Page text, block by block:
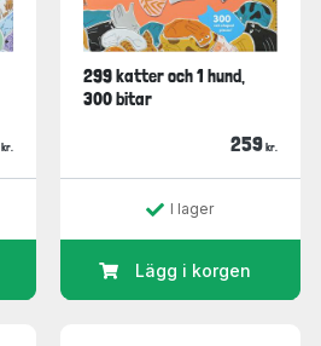
kr.
299 katter och 1 hund,
300 bitar
259 kr.
I lager
Lägg i korgen